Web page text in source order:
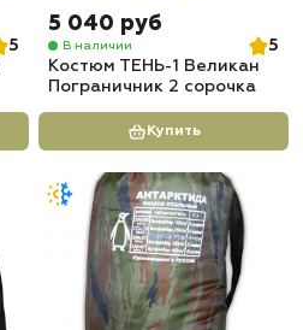
5
5 040 руб
В наличии
5
Костюм ТЕНЬ-1 Великан
Пограничник 2 сорочка
Купить